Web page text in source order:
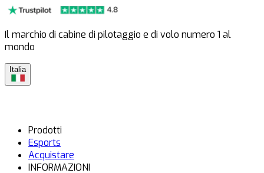
Il marchio di cabine di pilotaggio e di volo numero 1 al
mondo
Italia
Prodotti
Esports
Acquistare
INFORMAZIONI